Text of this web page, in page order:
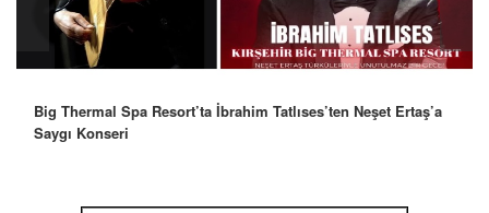
Big Thermal Spa Resort’ta İbrahim Tatlıses’ten Neşet Ertaş’a
Saygı Konseri
Robbie Williams’tan İstanbul’a Mesaj: “Unutulmaz Bir Gece
Olacak”